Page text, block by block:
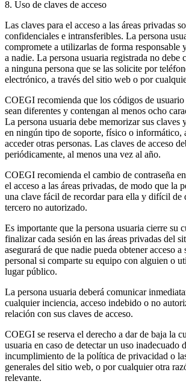
8. Uso de claves de acceso
Las claves para el acceso a las áreas privadas
confidenciales e intransferibles. La persona
compromete a utilizarlas de forma responsable
a nadie. La persona usuaria registrada no debe
a ninguna persona que se las solicite por
electrónico, a través del sitio web o por
COEGI recomienda que los códigos de usuario
sean diferentes y contengan al menos ocho
La persona usuaria debe memorizar sus claves
en ningún tipo de soporte, físico o informático,
acceder otras personas. Las claves de acceso
periódicamente, al menos una vez al año.
COEGI recomienda el cambio de contraseña
el acceso a las áreas privadas, de modo que la
una clave fácil de recordar para ella y difícil de
tercero no autorizado.
Es importante que la persona usuaria cierre su
finalizar cada sesión en las áreas privadas del
asegurará de que nadie pueda obtener acceso
personal si comparte su equipo con alguien o
lugar público.
La persona usuaria deberá comunicar
cualquier inciencia, acceso indebido o no
relación con sus claves de acceso.
COEGI se reserva el derecho a dar de baja la
usuaria en caso de detectar un uso inadecuado
incumplimiento de la política de privacidad o
generales del sitio web, o por cualquier otra
relevante.